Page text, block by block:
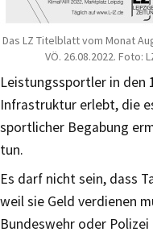
Das LZ Titelblatt vom Monat
VÖ. 26.08.2022. Foto:
Leistungssportler in den
Infrastruktur erlebt, die
sportlicher Begabung
tun.
Es darf nicht sein, dass
weil sie Geld verdienen
Bundeswehr oder